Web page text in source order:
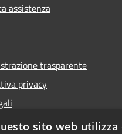
assistenza
trasparente
privacy
di accessibilità
sito web utilizza